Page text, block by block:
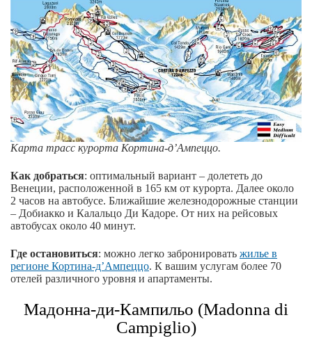
Карта трасс курорта Кортина-д’Ампеццо.
Как добраться: оптимальный вариант – долететь до
Венеции, расположенной в 165 км от курорта. Далее около
2 часов на автобусе. Ближайшие железнодорожные станции
– Добиакко и Калальцо Ди Кадоре. От них на рейсовых
автобусах около 40 минут.
Где остановиться: можно легко забронировать жилье в
регионе Кортина-д’Ампеццо. К вашим услугам более 70
отелей различного уровня и апартаменты.
Мадонна-ди-Кампильо (Madonna di
Campiglio)